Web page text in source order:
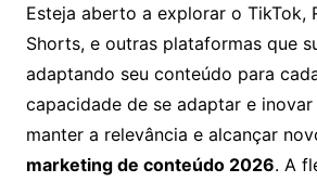
Esteja aberto a explorar o TikTok,
Shorts, e outras plataformas que
adaptando seu conteúdo para
capacidade de se adaptar e
manter a relevância e alcançar
marketing de conteúdo 2026. A